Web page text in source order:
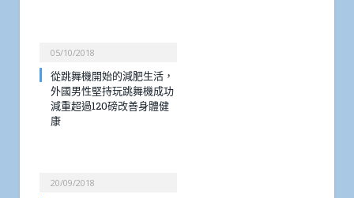
05/10/2018
從跳舞機開始的減肥生活，
外國男性堅持玩跳舞機成功
減重超過120磅改善身體健
康
20/09/2018